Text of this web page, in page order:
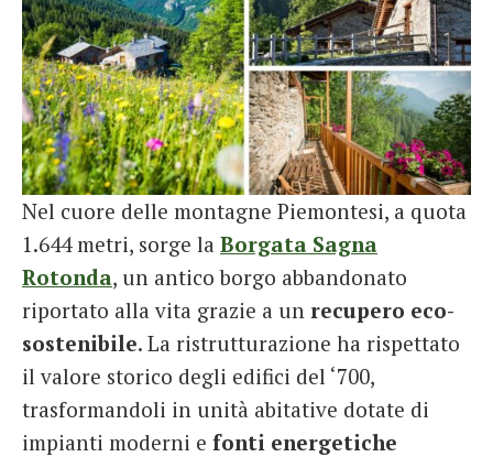
Nel cuore delle montagne Piemontesi, a quota
1.644 metri, sorge la Borgata Sagna
Rotonda, un antico borgo abbandonato
riportato alla vita grazie a un recupero eco-
sostenibile. La ristrutturazione ha rispettato
il valore storico degli edifici del ‘700,
trasformandoli in unità abitative dotate di
impianti moderni e fonti energetiche